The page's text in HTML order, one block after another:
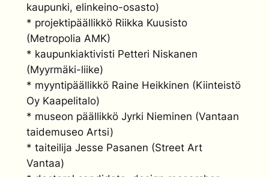
kaupunki, elinkeino-osasto)
* projektipäällikkö Riikka Kuusisto
(Metropolia AMK)
* kaupunkiaktivisti Petteri Niskanen
(Myyrmäki-liike)
* myyntipäällikkö Raine Heikkinen (Kiinteistö
Oy Kaapelitalo)
* museon päällikkö Jyrki Nieminen (Vantaan
taidemuseo Artsi)
* taiteilija Jesse Pasanen (Street Art
Vantaa)